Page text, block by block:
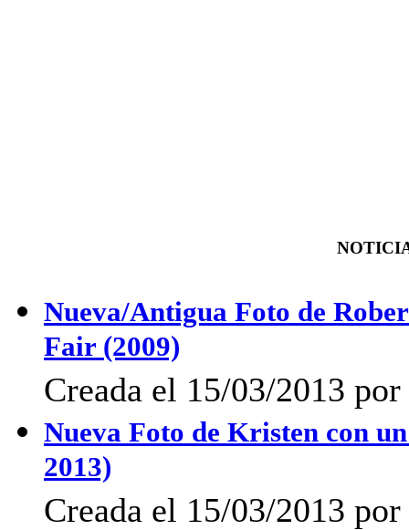
Nueva/Antigua Foto de
Fair (2009)
Creada el 15/03/2013
Nueva Foto de Kristen con
2013)
Creada el 15/03/2013